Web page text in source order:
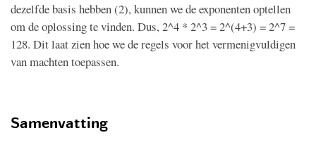
dezelfde basis hebben (2), kunnen we de exponenten optellen
om de oplossing te vinden. Dus, 2^4 * 2^3 = 2^(4+3) = 2^7 =
128. Dit laat zien hoe we de regels voor het vermenigvuldigen
van machten toepassen.
Samenvatting